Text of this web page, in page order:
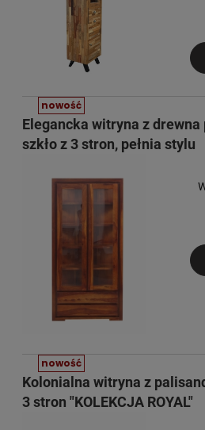
Elegancka witryna z
szkło z 3 stron, pełnia stylu
nowość
Kolonialna witryna z
3 stron "KOLEKCJA ROYAL"
nowość